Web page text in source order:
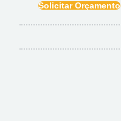
Solicitar Orçamento